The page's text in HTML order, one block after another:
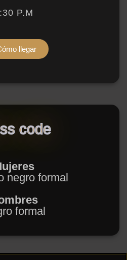
P.M
llegar
code
negro formal
formal